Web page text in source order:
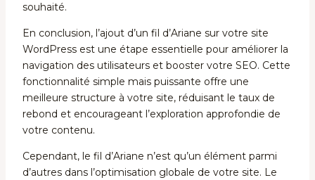
souhaité.
En conclusion, l’ajout d’un fil d’Ariane sur votre site
WordPress est une étape essentielle pour améliorer la
navigation des utilisateurs et booster votre SEO. Cette
fonctionnalité simple mais puissante offre une
meilleure structure à votre site, réduisant le taux de
rebond et encourageant l’exploration approfondie de
votre contenu.
Cependant, le fil d’Ariane n’est qu’un élément parmi
d’autres dans l’optimisation globale de votre site. Le